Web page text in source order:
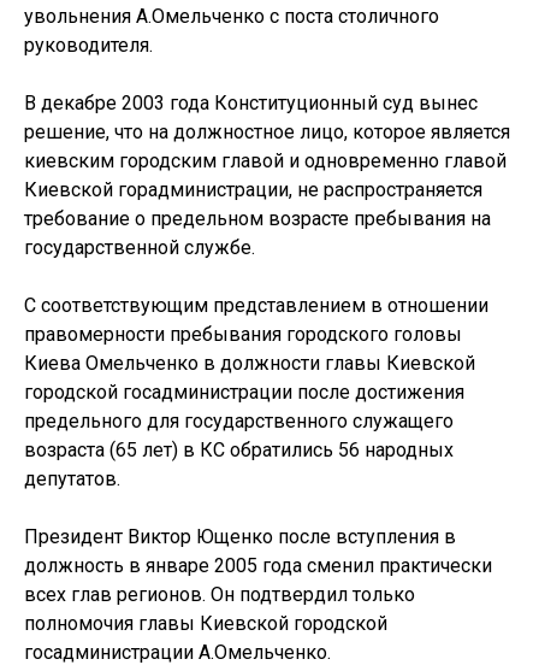
увольнения А.Омельченко с поста столичного
руководителя.
В декабре 2003 года Конституционный суд вынес
решение, что на должностное лицо, которое является
киевским городским главой и одновременно главой
Киевской горадминистрации, не распространяется
требование о предельном возрасте пребывания на
государственной службе.
С соответствующим представлением в отношении
правомерности пребывания городского головы
Киева Омельченко в должности главы Киевской
городской госадминистрации после достижения
предельного для государственного служащего
возраста (65 лет) в КС обратились 56 народных
депутатов.
Президент Виктор Ющенко после вступления в
должность в январе 2005 года сменил практически
всех глав регионов. Он подтвердил только
полномочия главы Киевской городской
госадминистрации А.Омельченко.